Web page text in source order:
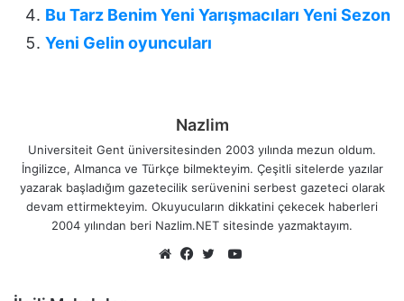
Bu Tarz Benim Yeni Yarışmacıları Yeni Sezon
Yeni Gelin oyuncuları
Nazlim
Universiteit Gent üniversitesinden 2003 yılında mezun oldum.
İngilizce, Almanca ve Türkçe bilmekteyim. Çeşitli sitelerde yazılar
yazarak başladığım gazetecilik serüvenini serbest gazeteci olarak
devam ettirmekteyim. Okuyucuların dikkatini çekecek haberleri
2004 yılından beri Nazlim.NET sitesinde yazmaktayım.
YouTube